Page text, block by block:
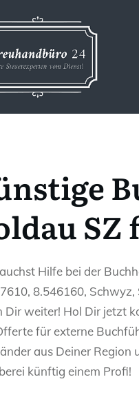
SZ
Hilfe bei der
8.546160,
Dir weiter! Hol Dir jetzt
für externe
aus Deiner Region
künftig einem Profi!